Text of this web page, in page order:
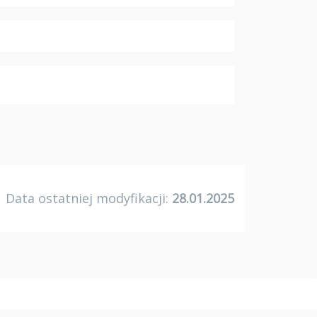
Data ostatniej modyfikacji: 28.01.2025